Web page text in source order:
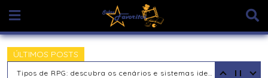
content
ÚLTIMOS POSTS
Tipos de RPG: descubra os cenários e sistemas ideais para sua aventura